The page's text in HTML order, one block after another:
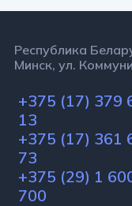
Республика
Минск, ул.
+375 (17) 379
13
+375 (17) 361
73
+375 (29) 1
700